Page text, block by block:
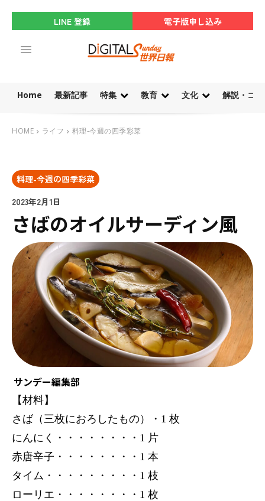
LINE 登録 電子版申し込み
Home 最新記事 特集 教育 文化 解説・コ
HOME ライフ 料理-今週の四季彩菜
料理-今週の四季彩菜
2023年2月1日
さばのオイルサーディン風
サンデー編集部
【材料】
さば（三枚におろしたもの）・1 枚
にんにく・・・・・・・・1 片
赤唐辛子・・・・・・・・1 本
タイム・・・・・・・・・1 枝
ローリエ・・・・・・・・1 枚